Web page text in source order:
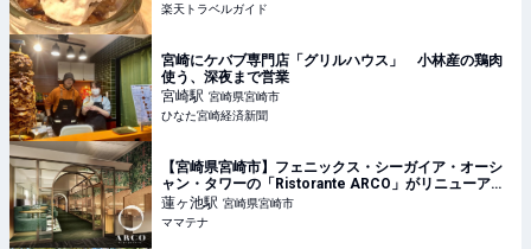
楽天トラベルガイド
宮崎にケバブ専門店「グリルハウス」 小林産の鶏肉
使う、深夜まで営業
宮崎駅 宮崎県宮崎市
ひなた宮崎経済新聞
【宮崎県宮崎市】フェニックス・シーガイア・オーシ
ャン・タワーの「Ristorante ARCO」がリニューアル |
ママテナ
蓮ヶ池駅 宮崎県宮崎市
ママテナ